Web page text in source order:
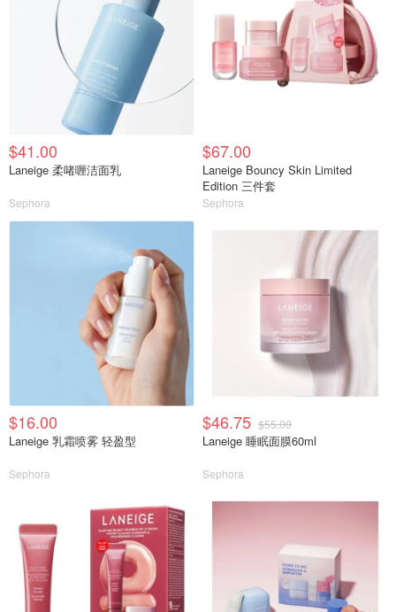
$41.00
Laneige 柔啫喱洁面乳
Sephora
$67.00
Laneige Bouncy Skin Limited
Edition 三件套
Sephora
$16.00
Laneige 乳霜喷雾 轻盈型
Sephora
$46.75 $55.00
Laneige 睡眠面膜60ml
Sephora